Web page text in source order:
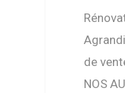
de
NOS